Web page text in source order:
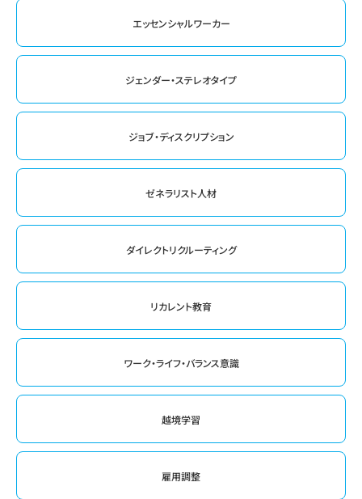
エッセンシャルワーカー
ジェンダー・ステレオタイプ
ジョブ・ディスクリプション
ゼネラリスト人材
ダイレクトリクルーティング
リカレント教育
ワーク・ライフ・バランス意識
越境学習
雇用調整